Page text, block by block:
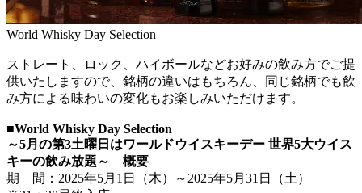
World Whisky Day Selection
ストレート、ロック、ハイボールなどお好みの飲み方でご提
供いたしますので、銘柄の違いはもちろん、同じ銘柄でも飲
み方による味わいの変化もお楽しみいただけます。
■World Whisky Day Selection
～5月の第3土曜日はワールドウイスキーデー 世界5大ウイス
キーの飲み放題～ 概要
期 間：2025年5月1日（木）～2025年5月31日（土）